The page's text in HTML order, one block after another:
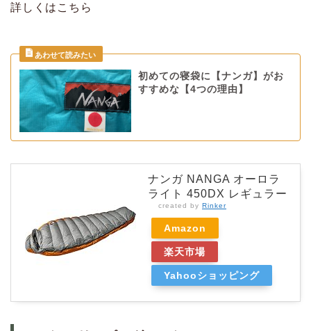
詳しくはこちら
初めての寝袋に【ナンガ】がお
すすめな【4つの理由】
ナンガ NANGA オーロラ
ライト 450DX レギュラー
created by Rinker
Amazon
楽天市場
Yahooショッピング